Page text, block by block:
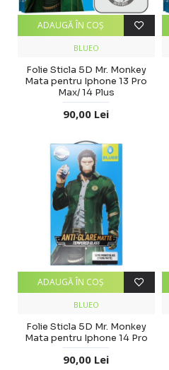
BLUEO
Folie Sticla 5D Mr. Monkey
Mata pentru Iphone 13 Pro
Max/ 14 Plus
90,00 Lei
ADAUGĂ ÎN COŞ
BLUEO
Folie Sticla 5D Mr. Monkey
Mata pentru Iphone 14 Pro
90,00 Lei
ADAUGĂ ÎN COŞ